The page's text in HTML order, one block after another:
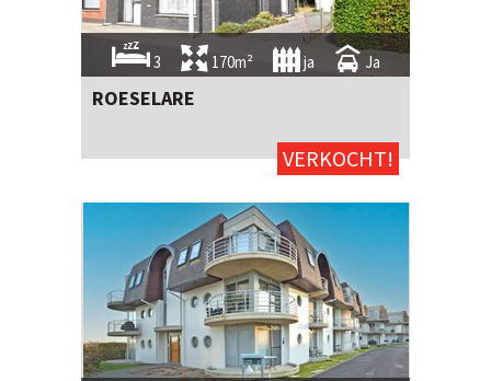
3 170m² ja Ja
ROESELARE
VERKOCHT!